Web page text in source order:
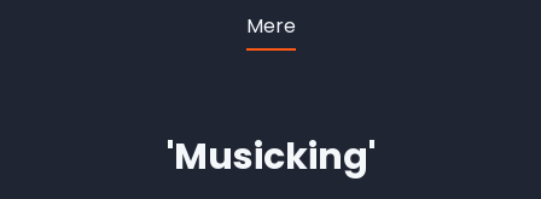
Mere
'Musicking'